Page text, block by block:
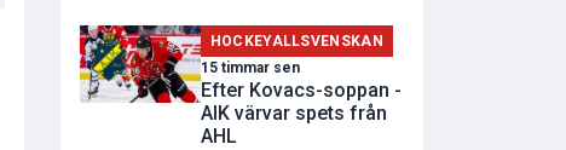
HOCKEYALLSVENSKAN
15 timmar sen
Efter Kovacs-soppan -
AIK värvar spets från
AHL